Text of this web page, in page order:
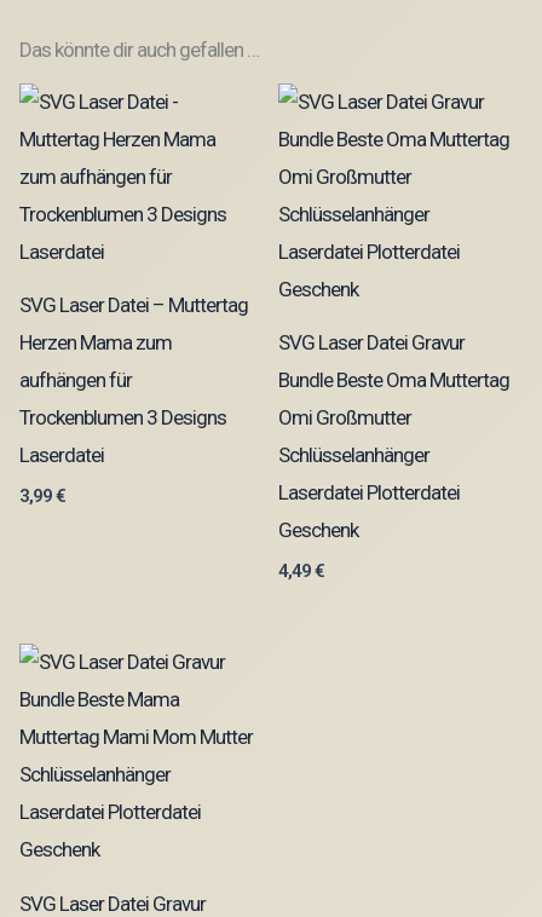
Das könnte dir auch gefallen …
SVG Laser Datei – Muttertag
Herzen Mama zum
aufhängen für
Trockenblumen 3 Designs
Laserdatei
3,99€
SVG Laser Datei Gravur
Bundle Beste Oma Muttertag
Omi Großmutter
Schlüsselanhänger
Laserdatei Plotterdatei
Geschenk
4,49€
SVG Laser Datei Gravur